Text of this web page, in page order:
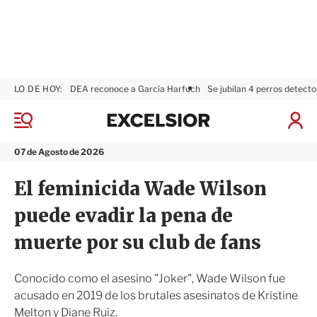
M
n
07 de Agosto de 2026
LO DE HOY: DEA reconoce a García Harfuch Se jubilan 4 perros
I
x
s
i
o
r
El feminicida Wade Wilson
puede evadir la pena de
muerte por su club de fans
Conocido como el asesino "Joker", Wade Wilson fue
acusado en 2019 de los brutales asesinatos de Kristine
Melton y Diane Ruiz.